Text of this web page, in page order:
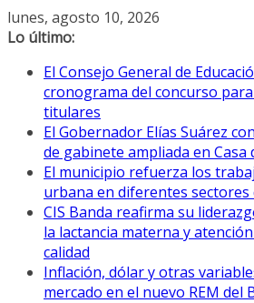
Saltar
al
lunes, agosto 10, 2026
Lo último:
El Consejo General de
cronograma del concurso
titulares
El Gobernador Elías Suárez
de gabinete ampliada en Casa
El municipio refuerza los
urbana en diferentes sectores
CIS Banda reafirma su
la lactancia materna y
calidad
Inflación, dólar y otras
mercado en el nuevo REM del